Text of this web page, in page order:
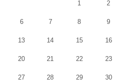
1 2
6 7 8 9
13 14 15 16
20 21 22 23
27 28 29 30